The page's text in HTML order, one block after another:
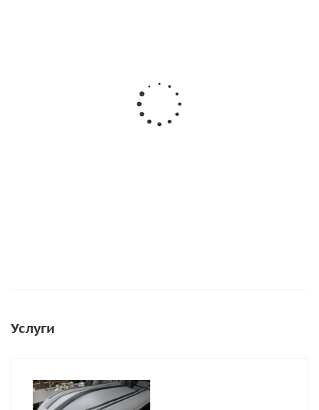
Услуги